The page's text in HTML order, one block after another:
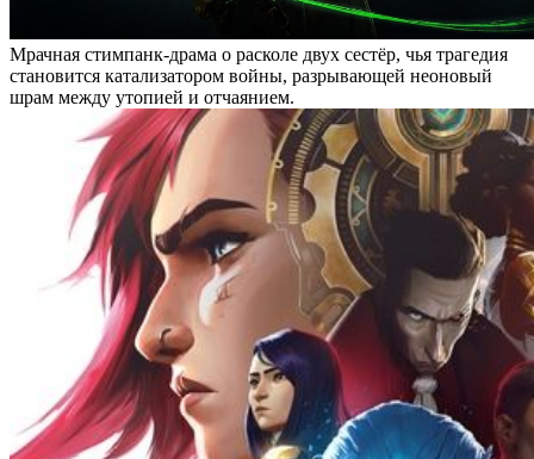
Мрачная стимпанк-драма о расколе двух сестёр, чья трагедия
становится катализатором войны, разрывающей неоновый
шрам между утопией и отчаянием.